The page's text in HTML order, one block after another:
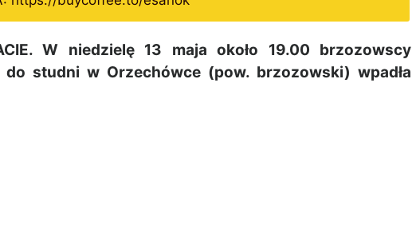
W niedzielę 13 maja około 19.00 brzozowscy
studni w Orzechówce (pow. brzozowski) wpadła